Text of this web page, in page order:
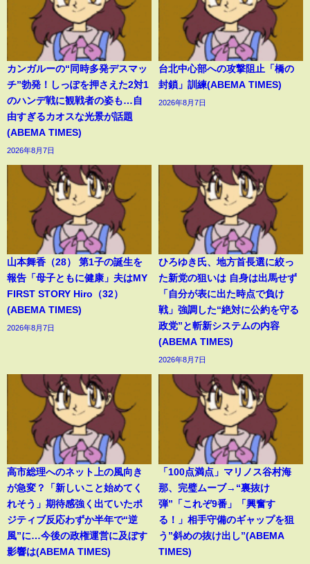
カンガルーの“同時多発デスマッ
チ”勃発！しっぽを押さえた2対1
のハンデ戦に観戦者の姿も…自
由すぎるカオスな光景が話題
(ABEMA TIMES)
2026年8月7日
台北中心部への攻撃阻止「橋の
封鎖」訓練(ABEMA TIMES)
2026年8月7日
山本舞香（28） 第1子の誕生を
報告「母子ともに健康」夫はMY
FIRST STORY Hiro（32）
(ABEMA TIMES)
2026年8月7日
ひろゆき氏、地方首長選に絞っ
た新党の狙いは 自身は出馬せず
「自分が表に出た時点で負け
戦」強調した“絶対に公約を守る
政党”と斬新システムの内容
(ABEMA TIMES)
2026年8月7日
高市総理へのネット上の風向き
が急変？「新しいこと始めてく
れそう」期待感強く出ていたポ
ジティブ反応わずか半年で“逆
風”に…今後の政権運営に及ぼす
影響は(ABEMA TIMES)
「100点満点」マリノス谷村海
那、完璧ムーブ→“裏抜け
弾”「これぞ9番」「興奮す
る！」相手守備のギャップを狙
う”斜めの抜け出し”(ABEMA
TIMES)